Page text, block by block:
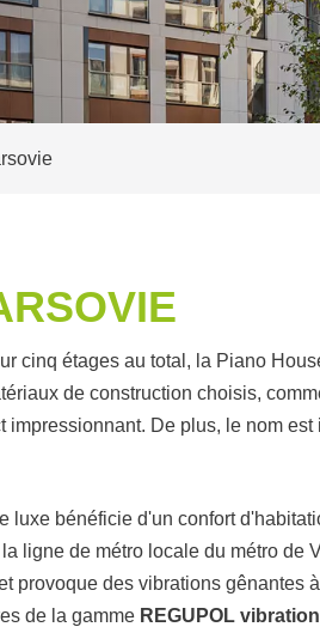
cinq étages au total, la Piano
de construction choisis,
De plus, le nom est
luxe bénéficie d'un confort
ligne de métro locale du métro de
provoque des vibrations gênantes
de la gamme REGUPOL vibration